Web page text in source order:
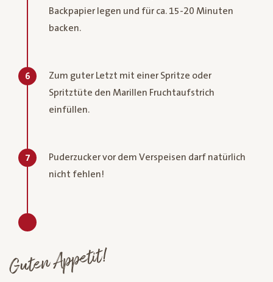
Backpapier legen und für ca. 15-20 Minuten
backen.
6
Zum guter Letzt mit einer Spritze oder
Spritztüte den Marillen Fruchtaufstrich
einfüllen.
7
Puderzucker vor dem Verspeisen darf natürlich
nicht fehlen!
Guten Appetit!